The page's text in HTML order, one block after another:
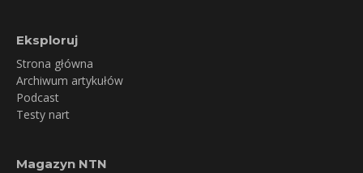
Eksploruj
Strona główna
Archiwum artykułów
Podcast
Testy nart
Magazyn NTN